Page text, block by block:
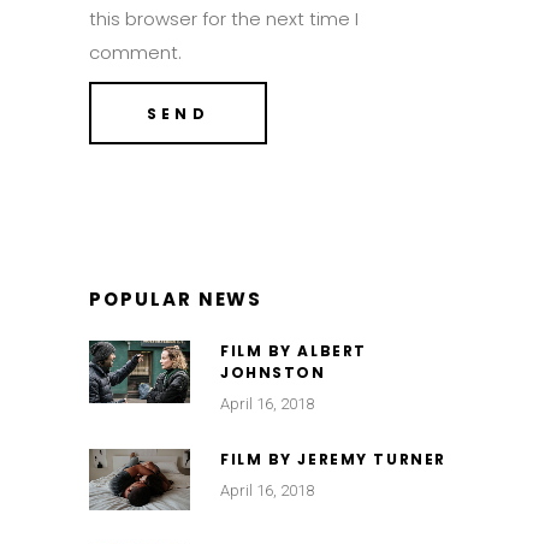
this browser for the next time I
comment.
POPULAR NEWS
FILM BY ALBERT
JOHNSTON
April 16, 2018
FILM BY JEREMY TURNER
April 16, 2018